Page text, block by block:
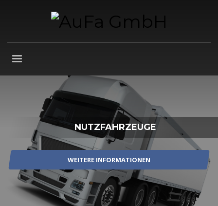
NUTZFAHRZEUGE
WEITERE INFORMATIONEN